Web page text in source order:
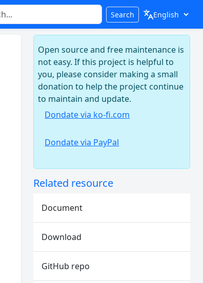
Search
Open source and free maintenance is
not easy. If this project is helpful to
you, please consider making a small
donation to help the project continue
to maintain and update.
Dondate via ko-fi.com
Dondate via PayPal
Related resource
Document
Download
GitHub repo